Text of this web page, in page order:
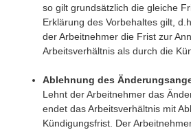
so gilt grundsätzlich die gleiche
Erklärung des Vorbehaltes gilt,
der Arbeitnehmer die Frist zur
Arbeitsverhältnis als durch die
Ablehnung des
Lehnt der Arbeitnehmer das
endet das Arbeitsverhältnis mit
Kündigungsfrist. Der